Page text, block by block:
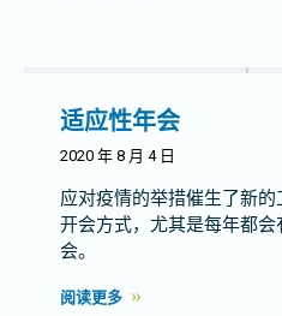
适应性年会
2020 年 8 月 4 日
应对疫情的举措催生了新
开会方式，尤其是每年都
会。
阅读更多